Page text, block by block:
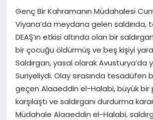
EKONOMI
SAĞLIK
DÜNYA
EĞITIM
Genç Bir Kahramanın Müdahalesi
Viyana’da meydana gelen saldırıda,
DEAŞ’ın etkisi altında olan bir
bir çocuğu öldürmüş ve beş kişiyi
Saldırgan, yasal olarak Avusturya’da
Suriyeliydi. Olay sırasında tesadüfen
geçen Alaaeddin el-Halabi, büyük bir
karşılaştı ve saldırganı durdurma
Müdahale Alaaeddin el-Halabi,